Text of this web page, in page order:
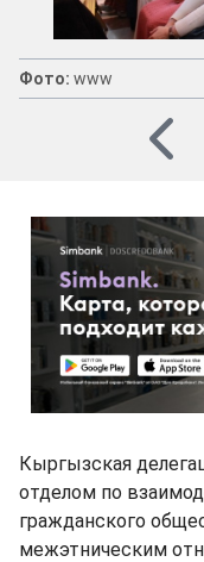
Фото: www
Кыргызская
отделом по
гражданского
межэтническим